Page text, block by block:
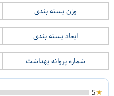
وزن بسته بندی
ابعاد بسته بندی
شماره پروانه بهداشت
5